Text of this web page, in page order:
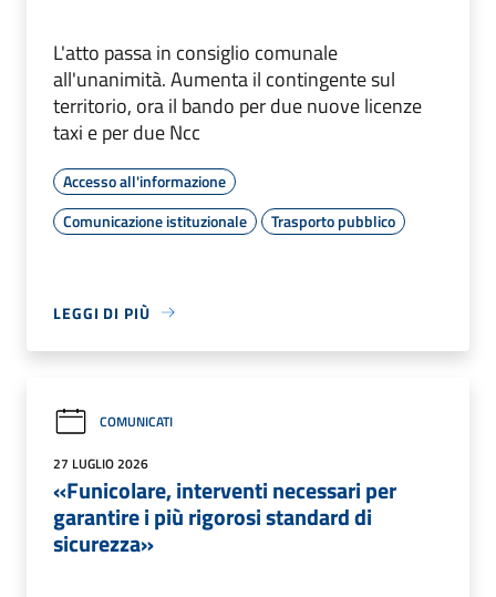
L'atto passa in consiglio comunale
all'unanimità. Aumenta il contingente sul
territorio, ora il bando per due nuove licenze
taxi e per due Ncc
Accesso all'informazione
Comunicazione istituzionale
Trasporto pubblico
LEGGI DI PIÙ
COMUNICATI
27 LUGLIO 2026
«Funicolare, interventi necessari per
garantire i più rigorosi standard di
sicurezza»